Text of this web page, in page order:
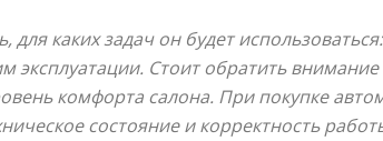
каких задач он будет
Стоит обратить внимание
комфорта салона. При покупке
состояние и корректность